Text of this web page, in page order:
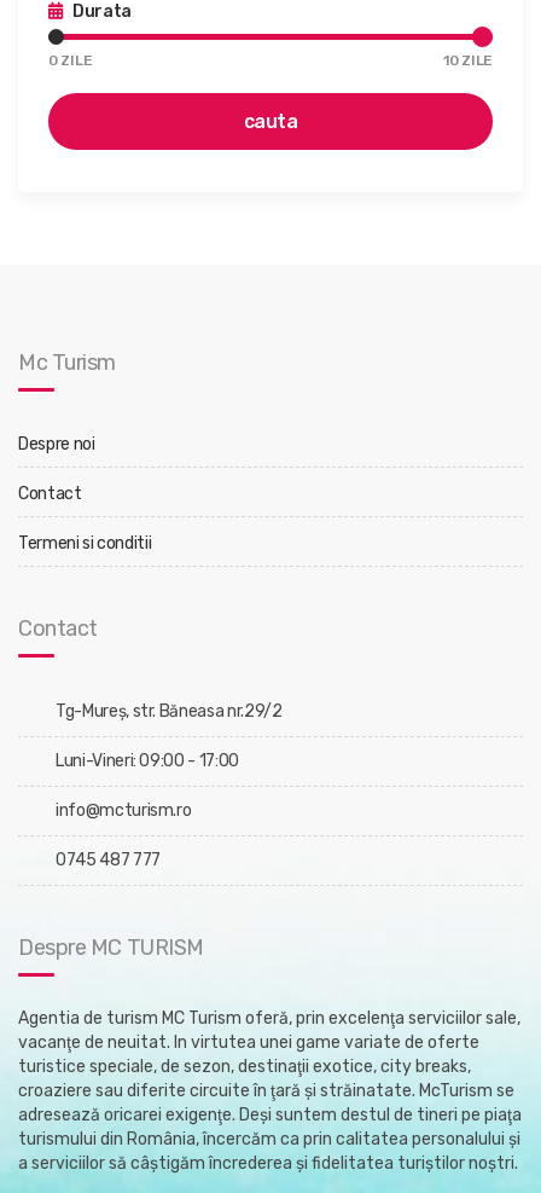
Durata
0ZILE 10ZILE
cauta
Mc Turism
Despre noi
Contact
Termeni si conditii
Contact
Tg-Mureş, str. Băneasa nr.29/2
Luni-Vineri: 09:00 - 17:00
info@mcturism.ro
0745 487 777
Despre MC TURISM
Agentia de turism MC Turism oferă, prin excelenţa serviciilor sale,
vacanţe de neuitat. In virtutea unei game variate de oferte
turistice speciale, de sezon, destinaţii exotice, city breaks,
croaziere sau diferite circuite în ţară şi străinatate. McTurism se
adresează oricarei exigenţe. Deşi suntem destul de tineri pe piaţa
turismului din România, încercăm ca prin calitatea personalului şi
a serviciilor să câştigăm încrederea şi fidelitatea turiştilor noştri.